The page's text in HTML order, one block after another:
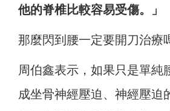
他的脊椎比較容易受傷。」
那麼閃到腰一定要開刀治療
周伯鑫表示，如果只是單純
成坐骨神經壓迫、神經壓迫